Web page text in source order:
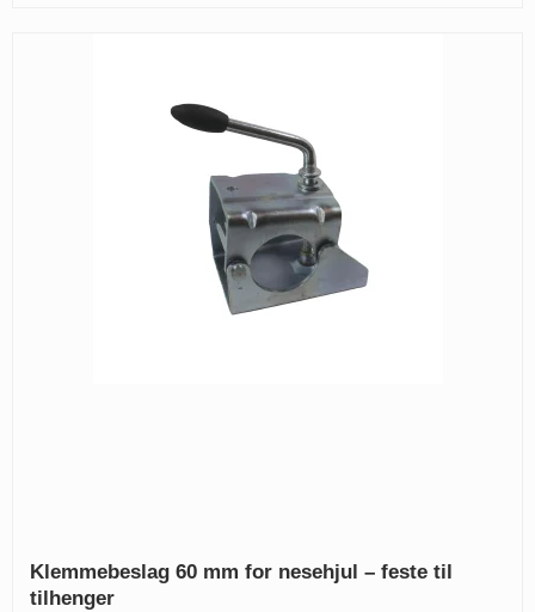
Klemmebeslag 60 mm for nesehjul – feste til
tilhenger